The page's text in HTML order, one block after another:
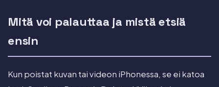
Mitä voi palauttaa ja mistä etsiä
ensin
Kun poistat kuvan tai videon iPhonessa, se ei katoa